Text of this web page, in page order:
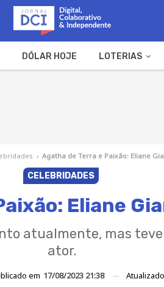
DÓLAR HOJE LOTERIAS
› Agatha de Terra e Paixão: Eliane
CELEBRIDADES
Eliane
atualmente, mas
ator.
em 17/08/2023 21:38